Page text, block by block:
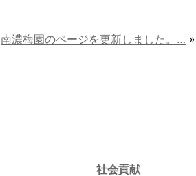
南濃梅園のページを更新しました。… »
社会貢献